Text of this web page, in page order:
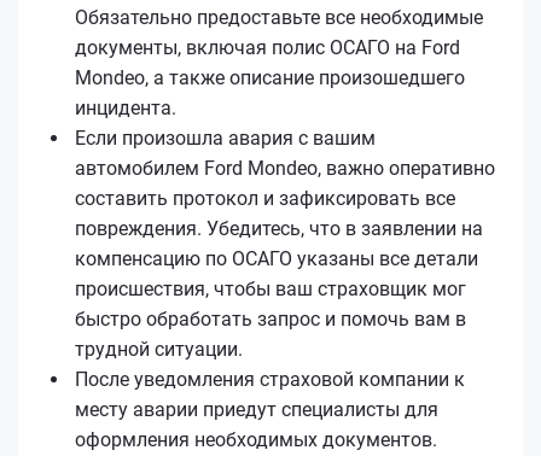
Обязательно предоставьте все необходимые
документы, включая полис ОСАГО на Ford
Mondeo, а также описание произошедшего
инцидента.
Если произошла авария с вашим
автомобилем Ford Mondeo, важно оперативно
составить протокол и зафиксировать все
повреждения. Убедитесь, что в заявлении на
компенсацию по ОСАГО указаны все детали
происшествия, чтобы ваш страховщик мог
быстро обработать запрос и помочь вам в
трудной ситуации.
После уведомления страховой компании к
месту аварии приедут специалисты для
оформления необходимых документов.